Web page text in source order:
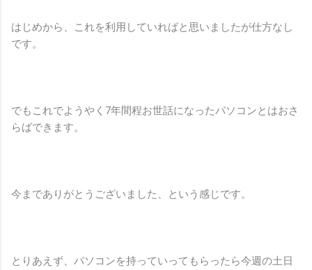
はじめから、これを利用していればと思いましたが仕方なし
です。
でもこれでようやく7年間程お世話になったパソコンとはおさ
らばできます。
今までありがとうございました、という感じです。
とりあえず、パソコンを持っていってもらったら今週の土日